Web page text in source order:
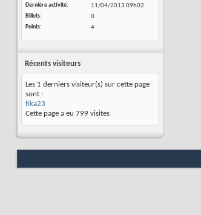
Dernière activité
11/04/2013 09h02
Billets
0
Points
4
Récents visiteurs
Les 1 derniers visiteur(s) sur cette page
sont :
fika23
Cette page a eu 799 visites